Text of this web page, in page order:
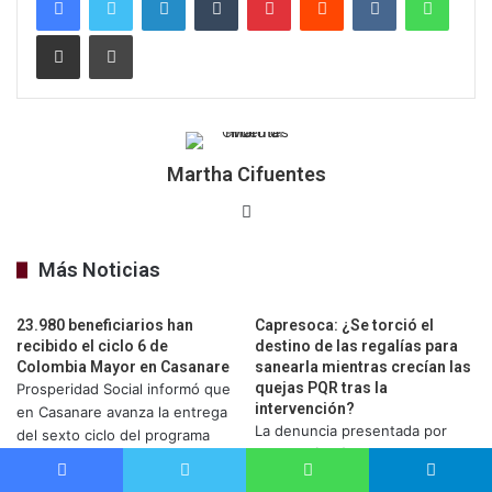
Compartir por correo electrónicoImprimir
Martha Cifuentes
Sitio
Más Noticias
23.980 beneficiarios han
recibido el ciclo 6 de
Colombia Mayor en Casanare
Prosperidad Social informó que
en Casanare avanza la entrega
del sexto ciclo del programa
personas mayores beneficiarias
Capresoca: ¿Se torció el
destino de las regalías para
sanearla mientras crecían las
quejas PQR tras la
intervención?
La denuncia presentada por
Olga Lucía Vásquez Barrios,
actual interventora de